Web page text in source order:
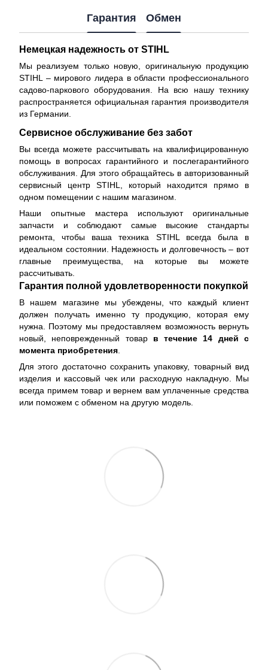
Гарантия Обмен
Немецкая надежность от STIHL
Мы реализуем только новую, оригинальную продукцию
STIHL – мирового лидера в области профессионального
садово-паркового оборудования. На всю нашу технику
распространяется официальная гарантия производителя
из Германии.
Сервисное обслуживание без забот
Вы всегда можете рассчитывать на квалифицированную
помощь в вопросах гарантийного и послегарантийного
обслуживания. Для этого обращайтесь в авторизованный
сервисный центр STIHL, который находится прямо в
одном помещении с нашим магазином.
Наши опытные мастера используют оригинальные
запчасти и соблюдают самые высокие стандарты
ремонта, чтобы ваша техника STIHL всегда была в
идеальном состоянии. Надежность и долговечность – вот
главные преимущества, на которые вы можете
рассчитывать.
Гарантия полной удовлетворенности покупкой
В нашем магазине мы убеждены, что каждый клиент
должен получать именно ту продукцию, которая ему
нужна. Поэтому мы предоставляем возможность вернуть
новый, неповрежденный товар в течение 14 дней с
момента приобретения
Для этого достаточно сохранить упаковку, товарный вид
изделия и кассовый чек или расходную накладную. Мы
всегда примем товар и вернем вам уплаченные средства
или поможем с обменом на другую модель.